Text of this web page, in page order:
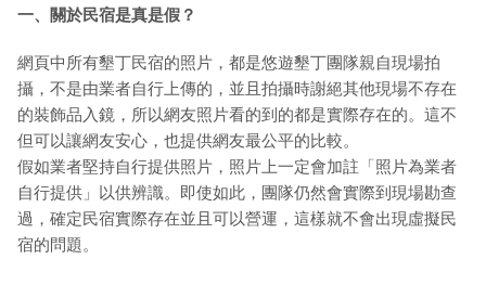
一、關於民宿是真是假？
網頁中所有墾丁民宿的照片，都是悠遊墾丁團隊親自現場拍
攝，不是由業者自行上傳的，並且拍攝時謝絕其他現場不存在
的裝飾品入鏡，所以網友照片看的到的都是實際存在的。這不
但可以讓網友安心，也提供網友最公平的比較。
假如業者堅持自行提供照片，照片上一定會加註「照片為業者
自行提供」以供辨識。即使如此，團隊仍然會實際到現場勘查
過，確定民宿實際存在並且可以營運，這樣就不會出現虛擬民
宿的問題。